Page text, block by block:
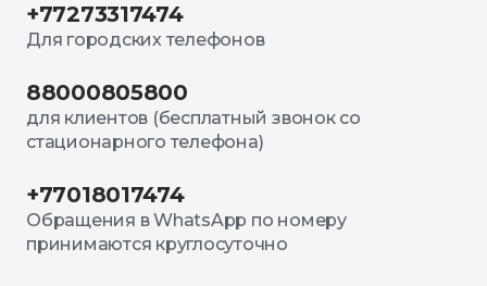
+77273317474
Для городских телефонов
88000805800
для клиентов (бесплатный звонок со
стационарного телефона)
+77018017474
Обращения в WhatsApp по номеру
принимаются круглосуточно